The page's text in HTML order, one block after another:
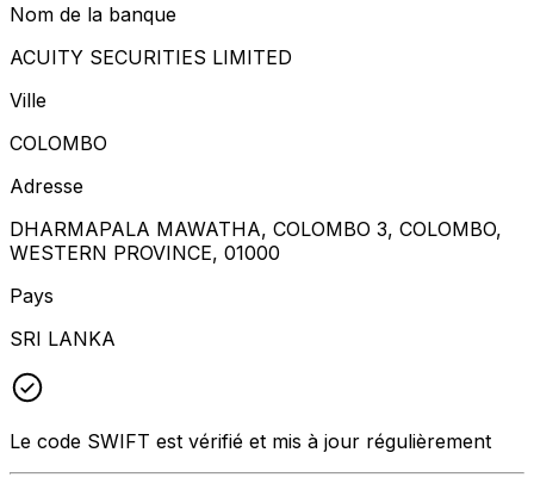
Nom de la banque
ACUITY SECURITIES LIMITED
Ville
COLOMBO
Adresse
DHARMAPALA MAWATHA, COLOMBO 3, COLOMBO,
WESTERN PROVINCE, 01000
Pays
SRI LANKA
Le code SWIFT est vérifié et mis à jour régulièrement